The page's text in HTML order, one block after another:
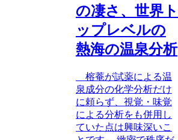
の凄さ、世界ト
ップレベルの
熱海の温泉分析
榕菴が試薬による温
泉成分の化学分析だけ
に頼らず、視覚・味覚
による分析をも併用し
ていた点は興味深いこ